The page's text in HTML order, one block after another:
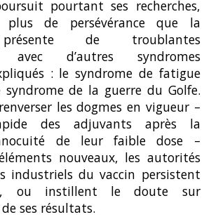
pourtant ses recherches,
plus de persévérance que la
de troublantes
avec d’autres syndromes
: le syndrome de fatigue
de la guerre du Golfe.
les dogmes en vigueur –
des adjuvants après la
de leur faible dose –
nouveaux, les autorités
industriels du vaccin persistent
ou instillent le doute sur
ses résultats.